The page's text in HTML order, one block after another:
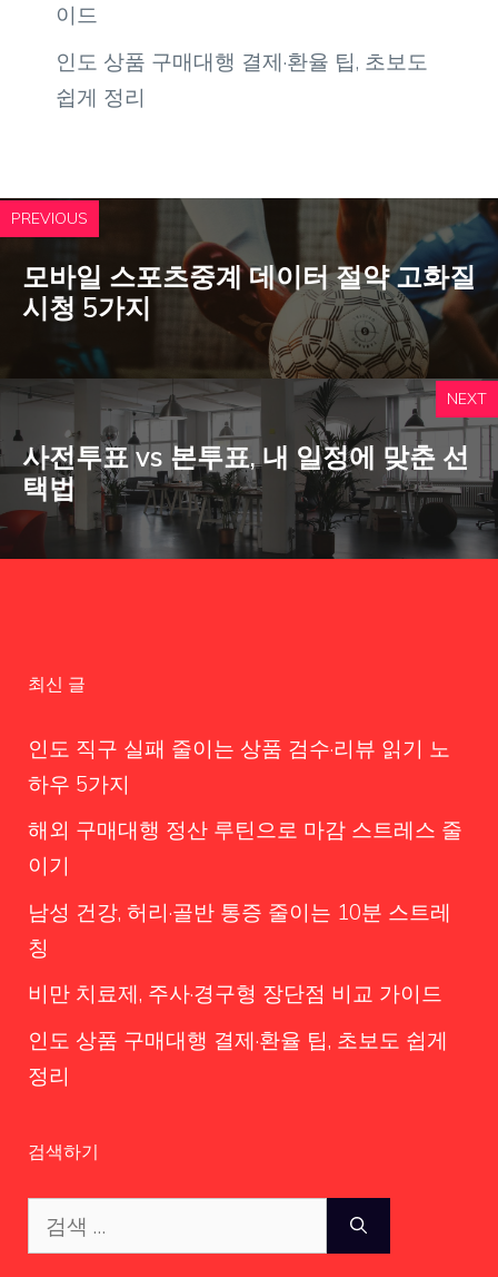
이드
인도 상품 구매대행 결제·환율 팁, 초보도
쉽게 정리
PREVIOUS
모바일 스포츠중계 데이터 절약 고화질
시청 5가지
NEXT
사전투표 vs 본투표, 내 일정에 맞춘 선
택법
최신 글
인도 직구 실패 줄이는 상품 검수·리뷰 읽기 노
하우 5가지
해외 구매대행 정산 루틴으로 마감 스트레스 줄
이기
남성 건강, 허리·골반 통증 줄이는 10분 스트레
칭
비만 치료제, 주사·경구형 장단점 비교 가이드
인도 상품 구매대행 결제·환율 팁, 초보도 쉽게
정리
검색하기
색: